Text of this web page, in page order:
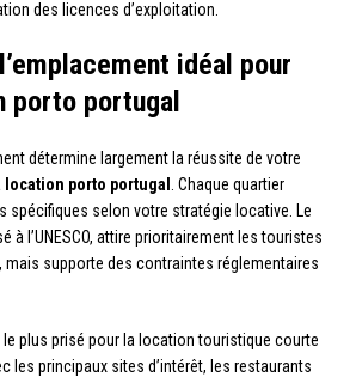
des licences d’exploitation.
idéal pour
porto portugal
détermine largement la réussite de votre
location porto portugal
. Chaque quartier
spécifiques selon votre stratégie locative. Le
à l’UNESCO, attire prioritairement les touristes
mais supporte des contraintes réglementaires
le plus prisé pour la location touristique courte
les principaux sites d’intérêt, les restaurants